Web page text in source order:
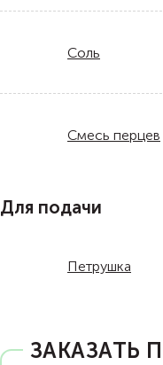
Соль
Смесь перцев
Для подачи
Петрушка
ЗАКАЗАТЬ